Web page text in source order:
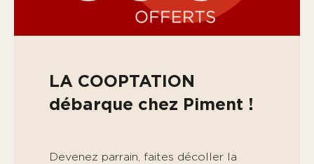
LA COOPTATION
débarque chez Piment !
Devenez parrain, faites décoller la